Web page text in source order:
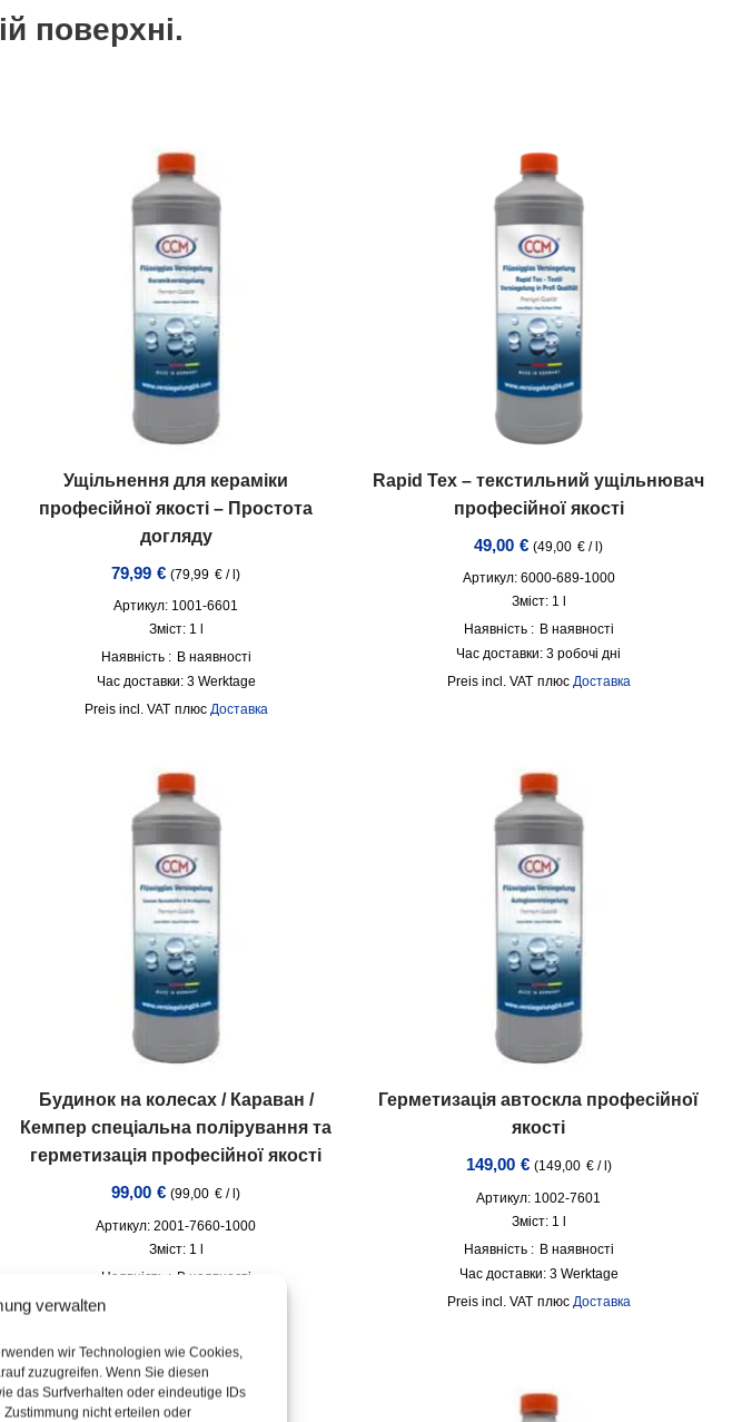
verwalten
wir Technologien wie Cookies,
zuzugreifen. Wenn Sie diesen
das Surfverhalten oder eindeutige IDs
nicht erteilen oder
поверхні.
Ущільнення для кераміки
професійної якості – Простота
догляду
79,99 € (79,99 € /l)
Артикул: 1001-6601
Зміст: 1
Наявність : В наявності
Час доставки: 3 Werktage
incl. VAT плюс Доставка
Rapid Tex – текстильний ущільнювач
професійної якості
49,00 € (49,00 € /l)
Артикул: 6000-689-1000
Зміст: 1
Наявність : В наявності
Час доставки:3 робочі дні
incl. VAT плюс Доставка
Будинок на колесах / Караван /
Кемпер спеціальна полірування та
герметизація професійної якості
99,00 € (99,00 € / l)
Артикул: 2001-7660-1000
Зміст: 1 l
Наявність : В наявності
Час доставки:
Герметизація автоскла професійної
якості
149,00 € (149,00 €/ )
Артикул: 1002-7601
Зміст: 1 l
Наявність : В наявності
Час доставки: 3 Werktage
incl. VAT плюс Доставка